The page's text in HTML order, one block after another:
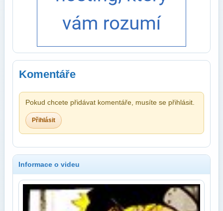
Komentáře
Pokud chcete přidávat komentáře, musíte se přihlásit.
Přihlásit
Informace o videu